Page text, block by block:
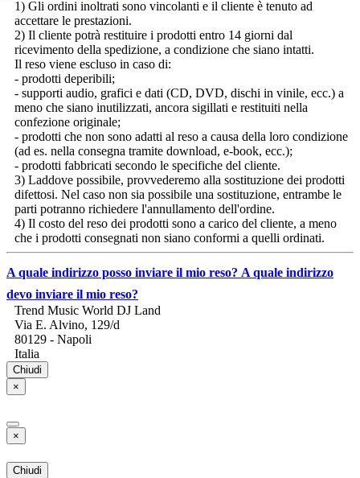
1) Gli ordini inoltrati sono vincolanti e il cliente è tenuto ad
accettare le prestazioni.
2) Il cliente potrà restituire i prodotti entro 14 giorni dal
ricevimento della spedizione, a condizione che siano intatti.
Il reso viene escluso in caso di:
- prodotti deperibili;
- supporti audio, grafici e dati (CD, DVD, dischi in vinile, ecc.) a
meno che siano inutilizzati, ancora sigillati e restituiti nella
confezione originale;
- prodotti che non sono adatti al reso a causa della loro condizione
(ad es. nella consegna tramite download, e-book, ecc.);
- prodotti fabbricati secondo le specifiche del cliente.
3) Laddove possibile, provvederemo alla sostituzione dei prodotti
difettosi. Nel caso non sia possibile una sostituzione, entrambe le
parti potranno richiedere l'annullamento dell'ordine.
4) Il costo del reso dei prodotti sono a carico del cliente, a meno
che i prodotti consegnati non siano conformi a quelli ordinati.
A quale indirizzo posso inviare il mio reso? A quale indirizzo
devo inviare il mio reso?
Trend Music World DJ Land
Via E. Alvino, 129/d
80129 - Napoli
Italia
Chiudi
×
×
Chiudi